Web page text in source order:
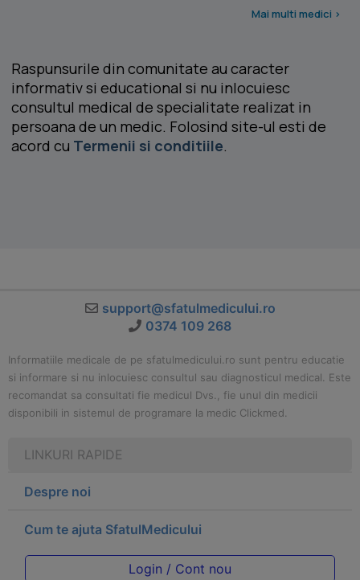
Mai multi medici >
Raspunsurile din comunitate au caracter
informativ si educational si nu inlocuiesc
consultul medical de specialitate realizat in
persoana de un medic. Folosind site-ul esti de
acord cu Termenii si conditiile.
support@sfatulmedicului.ro
0374 109 268
Informatiile medicale de pe sfatulmedicului.ro sunt pentru educatie
si informare si nu inlocuiesc consultul sau diagnosticul medical. Este
recomandat sa consultati fie medicul Dvs., fie unul din medicii
disponibili in sistemul de programare la medic Clickmed.
LINKURI RAPIDE
Despre noi
Cum te ajuta SfatulMedicului
Login / Cont nou